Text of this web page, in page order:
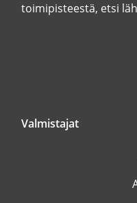
toimipisteestä, etsi
Valmistajat